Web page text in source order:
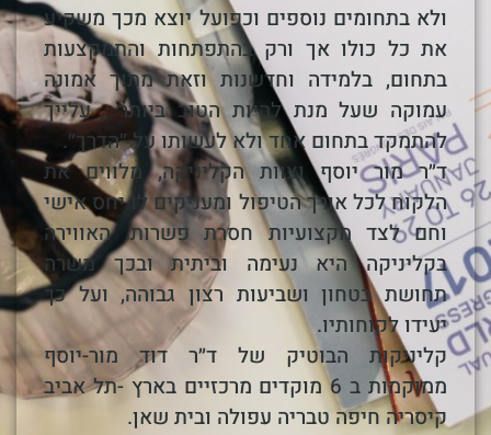
ולא בתחומים נוספים וכפועל יוצא מכך משקיע
את כל כולו אך ורק בהתפתחות והתמקצעות
בתחום, בלמידה וחדשנות וזאת מתוך אמונה
עמוקה שעל מנת להיות הטוב ביותר , עלייך
להתמקד בתחום אחד ולא לעשותו על ״הדרך״.
ד״ר מור יוסף וצוות הקליניקה, מלווים את
הלקוח לכל אורך הטיפול ומעניקים לו יחס אישי
וחם לצד מקצועיות חסרת פשרות. האווירה
בקליניקה היא נעימה וביתית ובכך משרה
תחושת בטחון ושביעות רצון גבוהה, ועל כך
יעידו לקוחותיו.
קליניקות הבוטיק של ד״ר דוד מור-יוסף
ממוקמות ב 6 מוקדים מרכזיים בארץ -תל אביב
קיסריה חיפה טבריה עפולה ובית שאן.